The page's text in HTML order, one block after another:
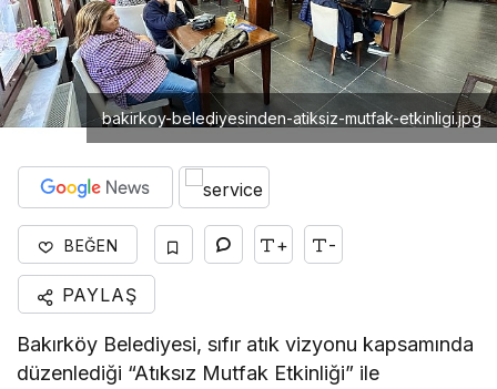
bakirkoy-belediyesinden-atiksiz-mutfak-etkinligi.jpg
BEĞEN + -
PAYLAŞ
Bakırköy Belediyesi, sıfır atık vizyonu kapsamında
düzenlediği “Atıksız Mutfak Etkinliği” ile